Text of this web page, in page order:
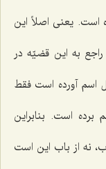
است. یعنی اصلاً این
به این قضیّه در
اسم آورده است فقط
است. بنابراین
نه از باب این است